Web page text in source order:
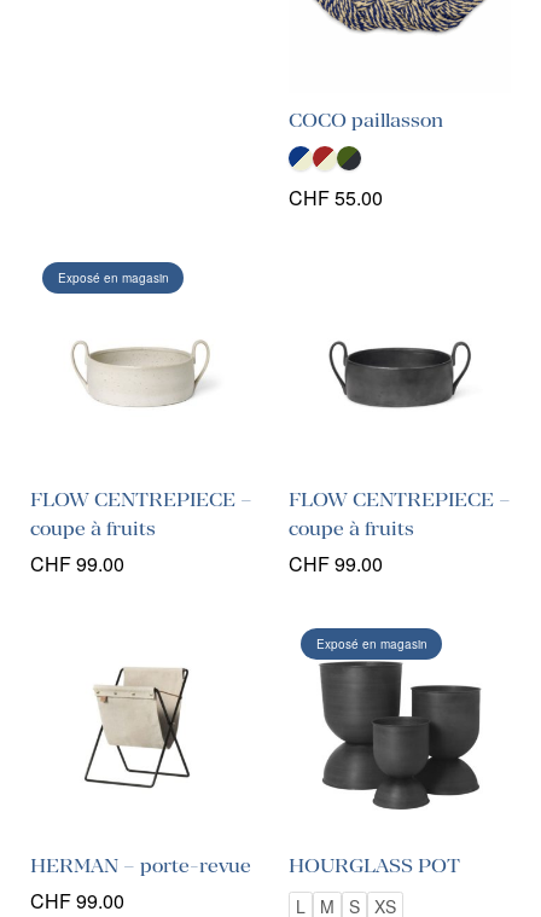
COCO paillasson
CHF55.00
FLOW CENTREPIECE –
coupe à fruits
CHF99.00
Exposé en magasin
FLOW CENTREPIECE –
coupe à fruits
CHF99.00
HERMAN – porte-revue
CHF99.00
HOURGLASS POT
L
M S XS
Exposé en magasin